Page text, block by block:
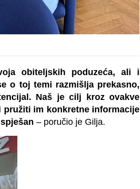
obiteljskih poduzeća, ali i
o toj temi razmišlja prekasno,
Naš je cilj kroz ovakve
im konkretne informacije
– poručio je Gilja.